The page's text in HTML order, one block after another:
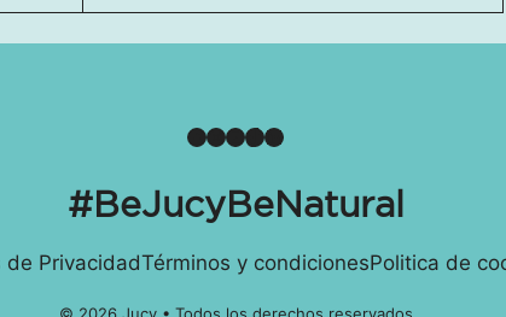
Facebook
Instagram
YouTube
TikTok
LinkedIn
#BeJucyBeNatural
de PrivacidadTérminos y condicionesPolitica de